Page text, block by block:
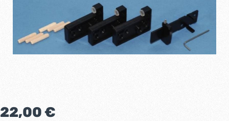
22,00 €